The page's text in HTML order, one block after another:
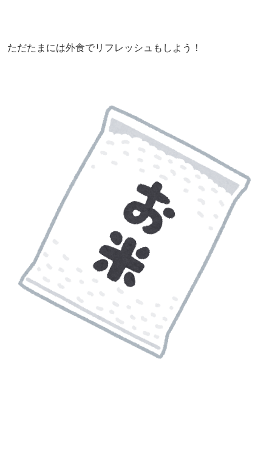
ただたまには外食でリフレッシュもしよう！